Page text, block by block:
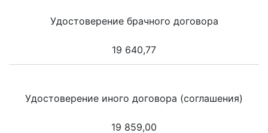
Удостоверение брачного договора
19 640,77
Удостоверение иного договора (соглашения)
19 859,00